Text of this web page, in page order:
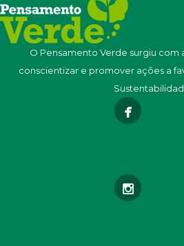
O Pensamento Verde surgiu com
conscientizar e promover ações a